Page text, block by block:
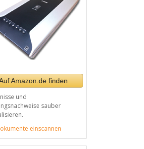
Amazon.de finden
und
sauber
einscannen